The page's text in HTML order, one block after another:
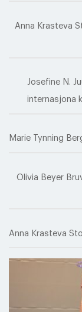
Anna Krasteva
Josefine N.
internasjona
Marie Tynning
Olivia Beyer
Anna Krasteva